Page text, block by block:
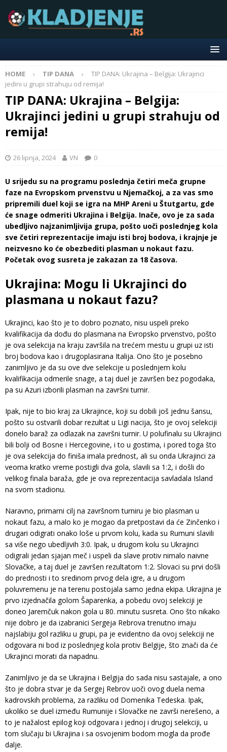
HOME TIP DANA
TIP DANA: Ukrajina – Belgija: Ukrajinci
jedini u grupi strahuju od remija!
TIP DANA: Ukrajina – Belgija:
Ukrajinci jedini u grupi strahuju od
remija!
26 lipnja, 2024 VN 0
U srijedu su na programu poslednja četiri meča grupne
faze na Evropskom prvenstvu u Njemačkoj, a za vas smo
pripremili duel koji se igra na MHP Areni u Štutgartu, gde
će snage odmeriti Ukrajina i Belgija. Inače, ovo je za sada
ubedljivo najzanimljivija grupa, pošto uoči poslednjeg kola
sve četiri reprezentacije imaju isti broj bodova, i krajnje je
neizvesno ko će obezbediti plasman u nokaut fazu.
Početak ovog susreta je zakazan za 18 časova.
Ukrajina: Mogu li Ukrajinci do
plasmana u nokaut fazu?
Ukrajinci, kao što je to dobro poznato, nisu uspeli preko
kvalifikacija da dođu do plasmana na Evropsko prvenstvo, pošto
je ova selekcija na kraju završila na trećem mestu u grupi uz isti
broj bodova kao i drugoplasirana Italija. Ono što je posebno
zanimljivo je da su ove dve selekcije u poslednjem kolu
kvalifikacija odmerile snage, a taj duel je završen bez pogodaka,
pa su Azuri izborili plasman na završni turnir.
Ipak, nije to bio kraj za Ukrajince, koji su dobili još jednu šansu,
pošto su ostvarili dobar rezultat u Ligi nacija, što je ovoj selekciji
donelo baraž za odlazak na završni turnir. U polufinalu su Ukrajinci
bili bolji od Bosne i Hercegovine, i to u gostima, i pored toga što
je ova selekcija do finiša imala prednost, ali su onda Ukrajinci za
veoma kratko vreme postigli dva gola, slavili sa 1:2, i došli do
velikog finala baraža, gde je ova reprezentacija savladala Island
na svom stadionu.
Naravno, primarni cilj na završnom turniru je bio plasman u
nokaut fazu, a malo ko je mogao da pretpostavi da će Zinčenko i
drugari odigrati onako loše u prvom kolu, kada su Rumuni slavili
sa više nego ubedljivih 3:0. Ipak, u drugom kolu su Ukrajinci
odigrali jedan sjajan meč i uspeli da slave protiv nimalo naivne
Slovačke, a taj duel je završen rezultatom 1:2. Slovaci su prvi došli
do prednosti i to sredinom prvog dela igre, a u drugom
poluvremenu je na terenu postojala samo jedna ekipa. Ukrajina je
prvo izjednačila golom Šaparenka, a pobedu ovoj selekciji je
doneo Jaremčuk nakon gola u 80. minutu susreta. Ono što nikako
nije dobro je da izabranici Sergeja Rebrova trenutno imaju
najslabiju gol razliku u grupi, pa je evidentno da ovoj selekciji ne
odgovara ni bod iz poslednjeg kola protiv Belgije, što znači da će
Ukrajinci morati da napadnu.
Zanimljivo je da se Ukrajina i Belgija do sada nisu sastajale, a ono
što je dobra stvar je da Sergej Rebrov uoči ovog duela nema
kadrovskih problema, za razliku od Domenika Tedeska. Ipak,
ukoliko se duel između Rumunije i Slovačke ne završi nerešeno, a
to je nažalost epilog koji odgovara i jednoj i drugoj selekciji, u
tom slučaju bi Ukrajina i sa osvojenim bodom mogla da prođe
dalje.